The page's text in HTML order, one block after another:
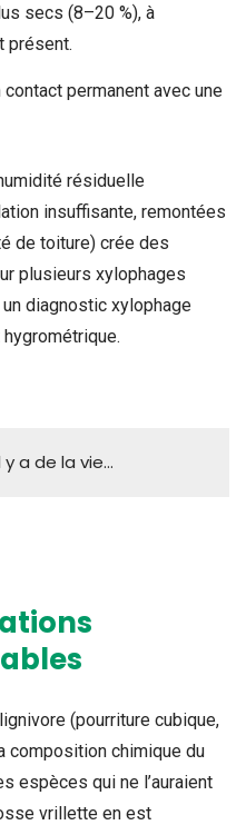
secs (8–20 %), à
présent.
permanent avec une
résiduelle
insuffisante, remontées
de toiture) crée des
plusieurs xylophages
diagnostic xylophage
y a de la vie…
(pourriture cubique,
composition chimique du
espèces qui ne l’auraient
vrillette en est